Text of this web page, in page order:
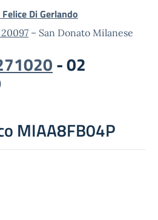
Di Gerlando
20097 – San Donato Milanese
- 02
MIAA8FB04P